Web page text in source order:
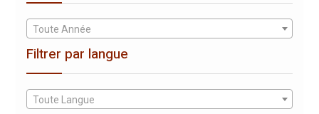
Toute Année
Filtrer par langue
Toute Langue